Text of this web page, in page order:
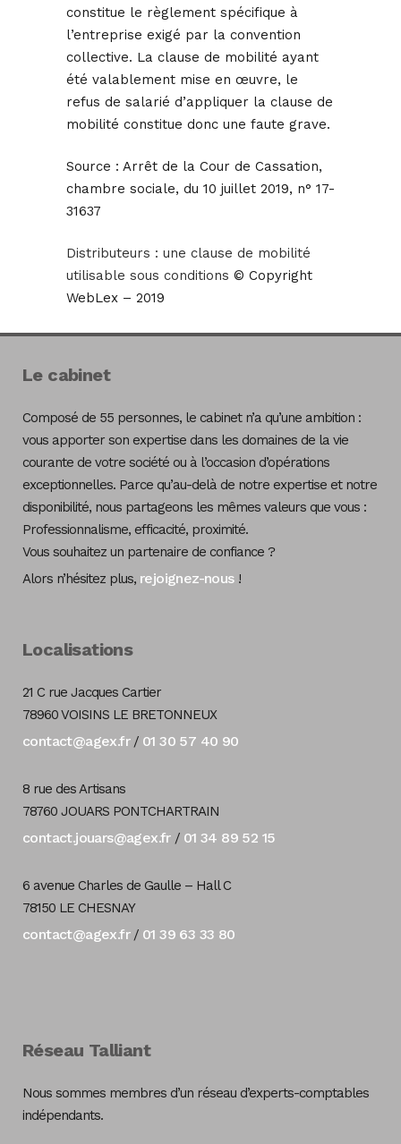
constitue le règlement spécifique à
l’entreprise exigé par la convention
collective. La clause de mobilité ayant
été valablement mise en œuvre, le
refus de salarié d’appliquer la clause de
mobilité constitue donc une faute grave.
Source : Arrêt de la Cour de Cassation,
chambre sociale, du 10 juillet 2019, n° 17-
31637
Distributeurs : une clause de mobilité
utilisable sous conditions © Copyright
WebLex – 2019
Le cabinet
Composé de 55 personnes, le cabinet n’a qu’une ambition :
vous apporter son expertise dans les domaines de la vie
courante de votre société ou à l’occasion d’opérations
exceptionnelles. Parce qu’au-delà de notre expertise et notre
disponibilité, nous partageons les mêmes valeurs que vous :
Professionnalisme, efficacité, proximité.
Vous souhaitez un partenaire de confiance ?
Alors n’hésitez plus, rejoignez-nous!
Localisations
21 C rue Jacques Cartier
78960 VOISINS LE BRETONNEUX
contact@agex.fr/ 01 30 57 40 90
8 rue des Artisans
78760 JOUARS PONTCHARTRAIN
contact.jouars@agex.fr/ 01 34 89 52 15
6 avenue Charles de Gaulle – Hall C
78150 LE CHESNAY
contact@agex.fr/ 01 39 63 33 80
Réseau Talliant
Nous sommes membres d’un réseau d’experts-comptables
indépendants.